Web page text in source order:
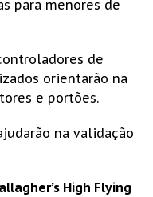
para menores de
de
orientarão na
e portões.
na validação
High Flying